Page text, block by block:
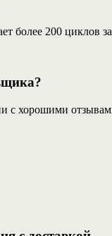
более 200 циклов
с хорошими